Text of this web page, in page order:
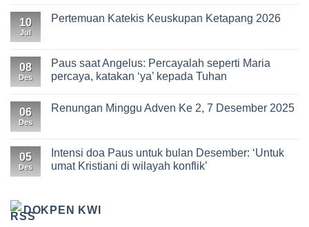
10
Jul
Pertemuan Katekis Keuskupan Ketapang 2026
08
Des
Paus saat Angelus: Percayalah seperti Maria
percaya, katakan ‘ya’ kepada Tuhan
06
Des
Renungan Minggu Adven Ke 2, 7 Desember 2025
05
Des
Intensi doa Paus untuk bulan Desember: ‘Untuk
umat Kristiani di wilayah konflik’
DOKPEN KWI